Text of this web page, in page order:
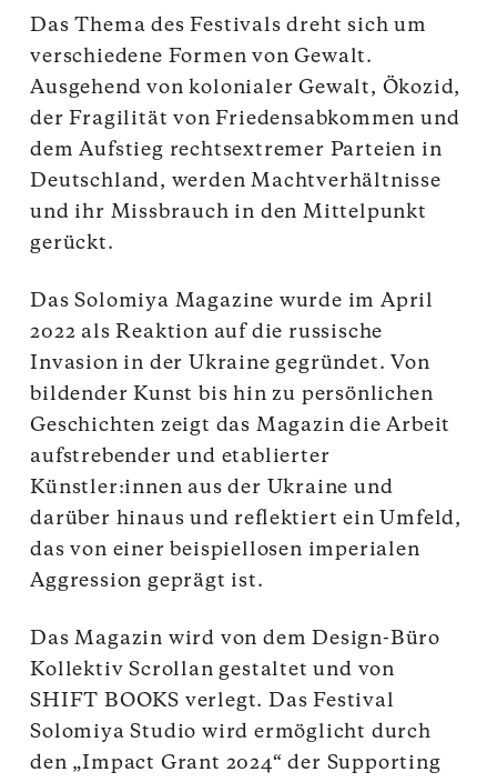
Das Thema des Festivals dreht sich um
verschiedene Formen von Gewalt.
Ausgehend von kolonialer Gewalt, Ökozid,
der Fragilität von Friedensabkommen und
dem Aufstieg rechtsextremer Parteien in
Deutschland, werden Machtverhältnisse
und ihr Missbrauch in den Mittelpunkt
gerückt.
Das Solomiya Magazine wurde im April
2022 als Reaktion auf die russische
Invasion in der Ukraine gegründet. Von
bildender Kunst bis hin zu persönlichen
Geschichten zeigt das Magazin die Arbeit
aufstrebender und etablierter
Künstler:innen aus der Ukraine und
darüber hinaus und reflektiert ein Umfeld,
das von einer beispiellosen imperialen
Aggression geprägt ist.
Das Magazin wird von dem Design-Büro
Kollektiv Scrollan gestaltet und von
SHIFT BOOKS verlegt. Das Festival
Solomiya Studio wird ermöglicht durch
den „Impact Grant 2024“ der Supporting